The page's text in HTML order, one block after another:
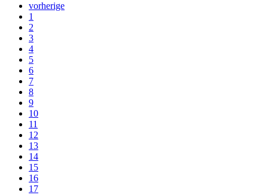
vorherige
1
2
3
4
5
6
7
8
9
10
11
12
13
14
15
16
17